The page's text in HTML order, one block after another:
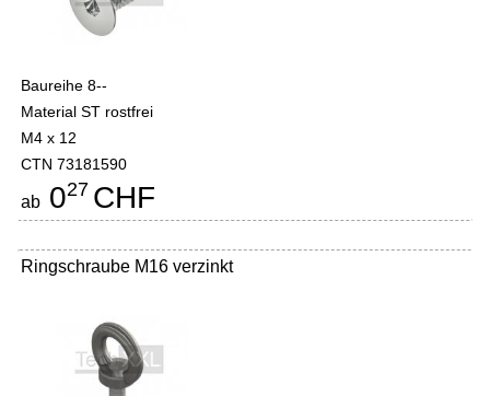
Baureihe 8--
Material ST rostfrei
M4 x 12
CTN 73181590
ab 027 CHF
Ringschraube M16 verzinkt